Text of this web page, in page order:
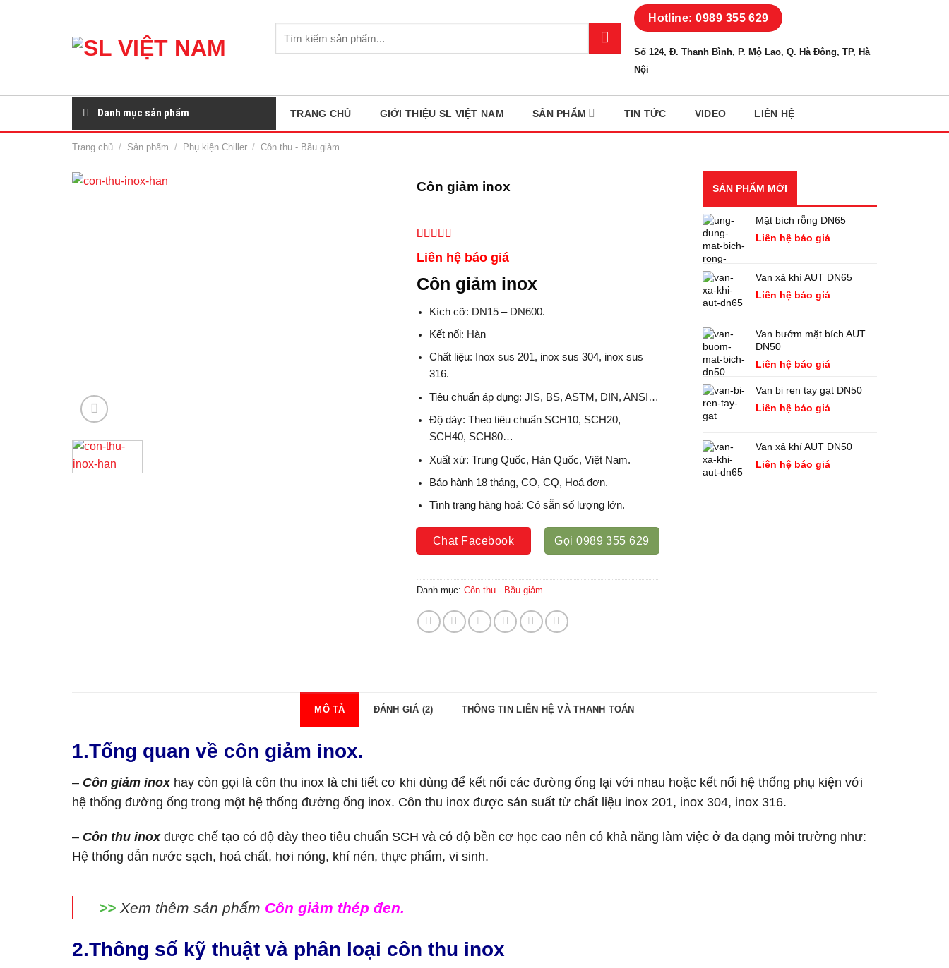
Tìm
kiếm:
Hotline: 0989 355 629
Số 124, Đ. Thanh Bình, P. Mộ Lao, Q. Hà Đông, TP, Hà
Nội
Danh mục sản phẩm TRANG CHỦ GIỚI THIỆU SL VIỆT NAM SẢN PHẨM TIN TỨC VIDEO LIÊN HỆ
Trang chủ / Sản phẩm / Phụ kiện Chiller / Côn thu - Bầu giảm
Côn giảm inox
5.00
trên 5
dựa trên
Liên hệ báo giá
Côn giảm inox
Kích cỡ: DN15 – DN600.
Kết nối: Hàn
Chất liệu: Inox sus 201, inox sus 304, inox sus
316.
Tiêu chuẩn áp dụng: JIS, BS, ASTM, DIN, ANSI…
Độ dày: Theo tiêu chuẩn SCH10, SCH20,
SCH40, SCH80…
Xuất xứ: Trung Quốc, Hàn Quốc, Việt Nam.
Bảo hành 18 tháng, CO, CQ, Hoá đơn.
Tình trạng hàng hoá: Có sẵn số lượng lớn.
Chat Facebook Gọi 0989 355 629
Danh mục: Côn thu - Bầu giảm
SẢN PHẨM MỚI
Mặt bích rỗng DN65
Liên hệ báo giá
Van xả khí AUT DN65
Liên hệ báo giá
Van bướm mặt bích AUT
DN50
Liên hệ báo giá
Van bi ren tay gạt DN50
Liên hệ báo giá
Van xả khí AUT DN50
Liên hệ báo giá
MÔ TẢ ĐÁNH GIÁ (2) THÔNG TIN LIÊN HỆ VÀ THANH TOÁN
1.Tổng quan về côn giảm inox.
– Côn giảm inox hay còn gọi là côn thu inox là chi tiết cơ khi dùng để kết nối các đường ống lại với nhau hoặc kết nối hệ thống phụ kiện với
hệ thống đường ống trong một hệ thống đường ống inox. Côn thu inox được sản suất từ chất liệu inox 201, inox 304, inox 316.
– Côn thu inoxđược chế tạo có độ dày theo tiêu chuẩn SCH và có độ bền cơ học cao nên có khả năng làm việc ở đa dạng môi trường như:
Hệ thống dẫn nước sạch, hoá chất, hơi nóng, khí nén, thực phẩm, vi sinh.
>> Xem thêm sản phẩm Côn giảm thép đen.
2.Thông số kỹ thuật và phân loại côn thu inox